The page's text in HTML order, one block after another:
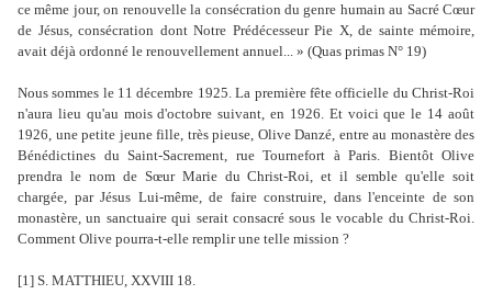
ce même jour, on renouvelle la consécration du genre humain au Sacré Cœur
de Jésus, consécration dont Notre Prédécesseur Pie X, de sainte mémoire,
avait déjà ordonné le renouvellement annuel... » (Quas primas N° 19)
Nous sommes le 11 décembre 1925. La première fête officielle du Christ-Roi
n'aura lieu qu'au mois d'octobre suivant, en 1926. Et voici que le 14 août
1926, une petite jeune fille, très pieuse, Olive Danzé, entre au monastère des
Bénédictines du Saint-Sacrement, rue Tournefort à Paris. Bientôt Olive
prendra le nom de Sœur Marie du Christ-Roi, et il semble qu'elle soit
chargée, par Jésus Lui-même, de faire construire, dans l'enceinte de son
monastère, un sanctuaire qui serait consacré sous le vocable du Christ-Roi.
Comment Olive pourra-t-elle remplir une telle mission ?
[1] S. MATTHIEU, XXVIII 18.